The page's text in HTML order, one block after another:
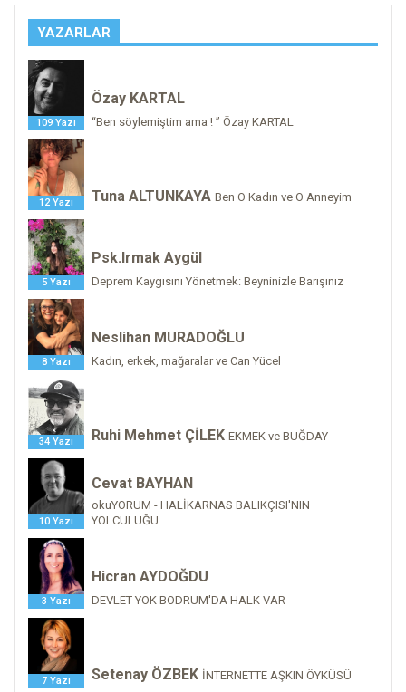
YAZARLAR
109 Yazı
Özay KARTAL
“Ben söylemiştim ama ! ” Özay KARTAL
12 Yazı Tuna ALTUNKAYA Ben O Kadın ve O Anneyim
5 Yazı
Psk.Irmak Aygül
Deprem Kaygısını Yönetmek: Beyninizle Barışınız
8 Yazı
Neslihan MURADOĞLU
Kadın, erkek, mağaralar ve Can Yücel
34 Yazı Ruhi Mehmet ÇİLEK EKMEK ve BUĞDAY
10 Yazı
Cevat BAYHAN
okuYORUM - HALİKARNAS BALIKÇISI'NIN
YOLCULUĞU
3 Yazı
Hicran AYDOĞDU
DEVLET YOK BODRUM'DA HALK VAR
7 Yazı Setenay ÖZBEK İNTERNETTE AŞKIN ÖYKÜSÜ